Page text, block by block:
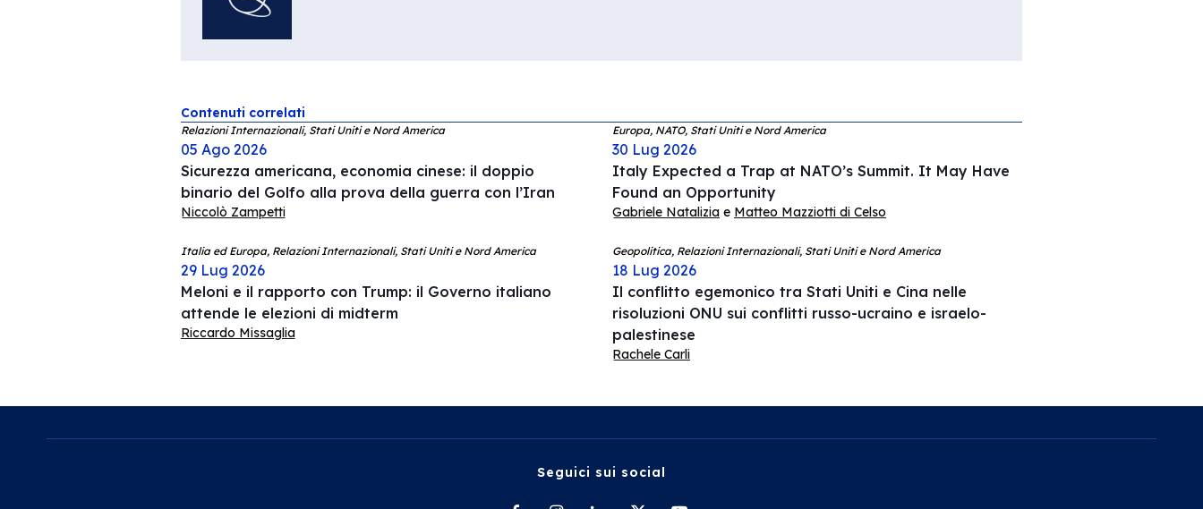
Contenuti correlati
Relazioni Internazionali, Stati Uniti e Nord America
05 Ago 2026
Sicurezza americana, economia cinese: il doppio
binario del Golfo alla prova della guerra con l’Iran
Niccolò Zampetti
Europa, NATO, Stati Uniti e Nord America
30 Lug 2026
Italy Expected a Trap at NATO’s Summit. It May Have
Found an Opportunity
Gabriele Natalizia e Matteo Mazziotti di Celso
Italia ed Europa, Relazioni Internazionali, Stati Uniti e Nord America
29 Lug 2026
Meloni e il rapporto con Trump: il Governo italiano
attende le elezioni di midterm
Riccardo Missaglia
Geopolitica, Relazioni Internazionali, Stati Uniti e Nord America
18 Lug 2026
Il conflitto egemonico tra Stati Uniti e Cina nelle
risoluzioni ONU sui conflitti russo-ucraino e israelo-
palestinese
Rachele Carli
Seguici sui social